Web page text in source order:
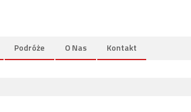
Podróże O Nas Kontakt